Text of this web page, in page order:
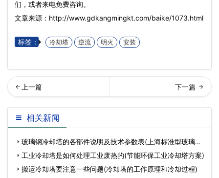
们，或者来电免费咨询。
文章来源：http://www.gdkangmingkt.com/baike/1073.html
标签： 冷却塔 逆流 明火 安装
州工业冷却塔的维护方法详
情分析(西城区常见冷却塔…
回列表
相关新闻
玻璃钢冷却塔的各部件说明及技术参数表(上海标准型玻璃钢
冷 工业冷却塔是如何处理工业废热的(节能环保工业冷却塔方案)
搬运冷却塔要注意一些问题(冷却塔的工作原理和冷却过程)